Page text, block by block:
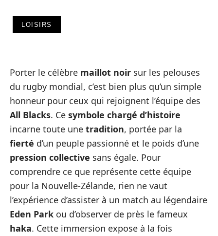
LOISIRS
Porter le célèbre maillot noir sur les pelouses
du rugby mondial, c’est bien plus qu’un simple
honneur pour ceux qui rejoignent l’équipe des
All Blacks. Ce symbole chargé d’histoire
incarne toute une tradition, portée par la
fierté d’un peuple passionné et le poids d’une
pression collective sans égale. Pour
comprendre ce que représente cette équipe
pour la Nouvelle-Zélande, rien ne vaut
l’expérience d’assister à un match au légendaire
Eden Park ou d’observer de près le fameux
haka. Cette immersion expose à la fois